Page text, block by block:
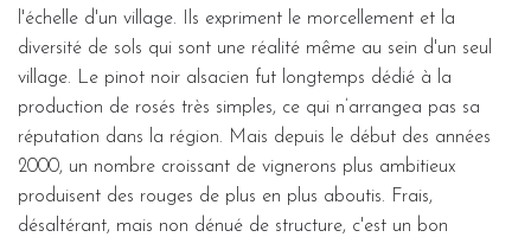
l'échelle d'un village. Ils expriment le morcellement et la
diversité de sols qui sont une réalité même au sein d'un seul
village. Le pinot noir alsacien fut longtemps dédié à la
production de rosés très simples, ce qui n’arrangea pas sa
réputation dans la région. Mais depuis le début des années
2000, un nombre croissant de vignerons plus ambitieux
produisent des rouges de plus en plus aboutis. Frais,
désaltérant, mais non dénué de structure, c'est un bon